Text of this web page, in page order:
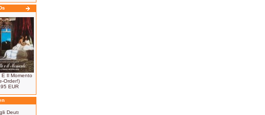
Il Momento
Order!)
EUR